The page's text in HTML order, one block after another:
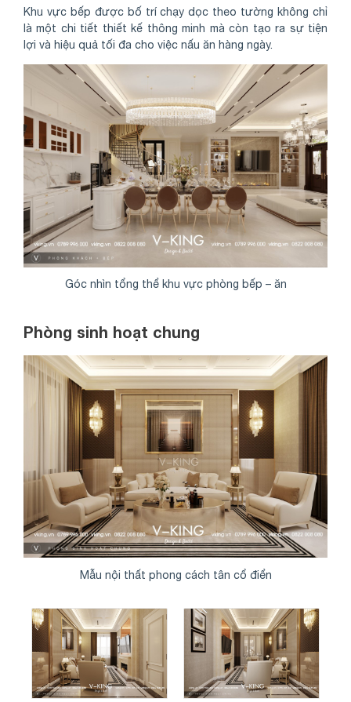
Khu vực bếp được bố trí chạy dọc theo tường không chỉ
là một chi tiết thiết kế thông minh mà còn tạo ra sự tiện
lợi và hiệu quả tối đa cho việc nấu ăn hàng ngày.
Góc nhìn tổng thể khu vực phòng bếp – ăn
Phòng sinh hoạt chung
Mẫu nội thất phong cách tân cổ điển